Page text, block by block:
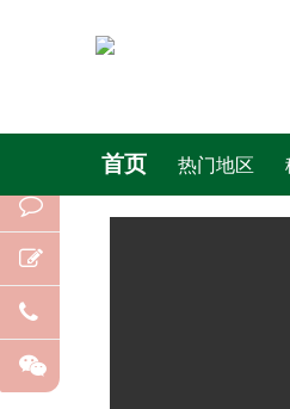
首页 热门地区